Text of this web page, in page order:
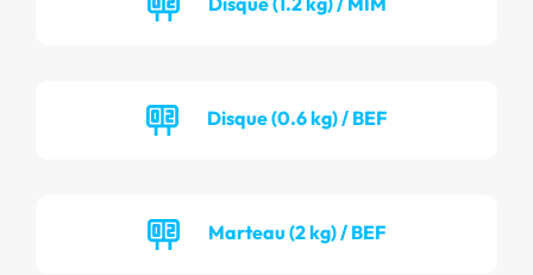
Disque (0.6 kg) / BEF
Marteau (2 kg) / BEF